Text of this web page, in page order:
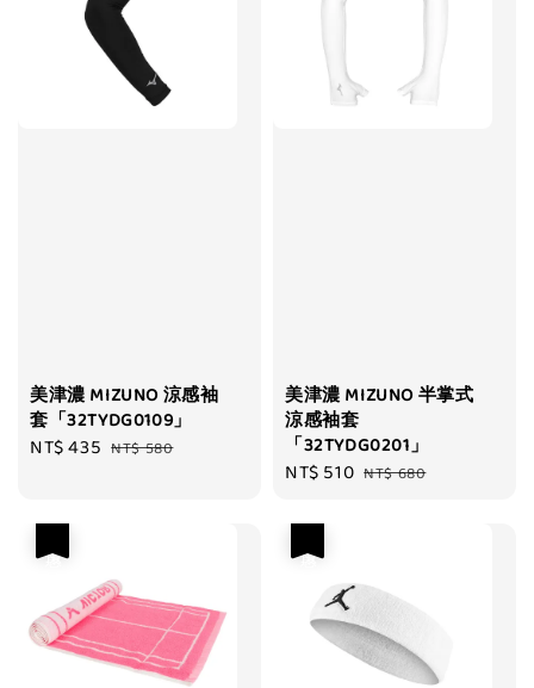
美津濃 MIZUNO 涼感袖
套「32TYDG0109」
Sale
NT$ 435 Regular
NT$ 580
美津濃 MIZUNO 半掌式
涼感袖套
「32TYDG0201」
Sale
NT$ 510 Regular
NT$ 680